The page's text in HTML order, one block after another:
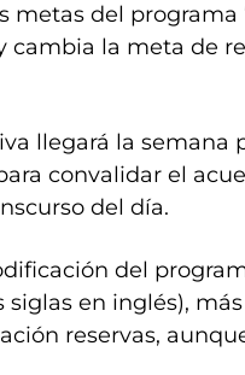
metas del programa
cambia la meta de
llegará la semana
convalidar el
del día.
del
siglas en inglés), más
reservas,